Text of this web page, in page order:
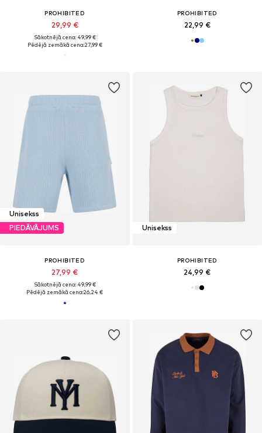
PROHIBITED
29,99 €
Sākotnējā cena: 49,99 €
Pēdējā zemākā cena:27,99 €
PROHIBITED
22,99 €
Unisekss
PIEDĀVĀJUMS
PROHIBITED
27,99 €
Sākotnējā cena: 49,99 €
Pēdējā zemākā cena:26,24 €
Unisekss
PROHIBITED
24,99 €